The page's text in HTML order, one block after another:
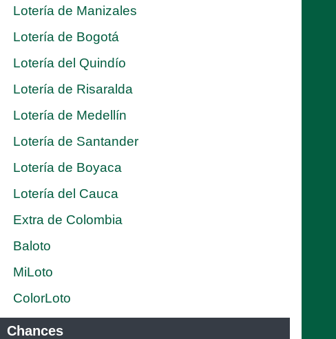
Lotería de Manizales
Lotería de Bogotá
Lotería del Quindío
Lotería de Risaralda
Lotería de Medellín
Lotería de Santander
Lotería de Boyaca
Lotería del Cauca
Extra de Colombia
Baloto
MiLoto
ColorLoto
Chances